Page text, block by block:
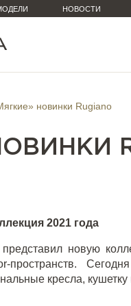
НОВОСТИ
новинки Rugiano
2021 года
представил новую
-пространств.
кресла,